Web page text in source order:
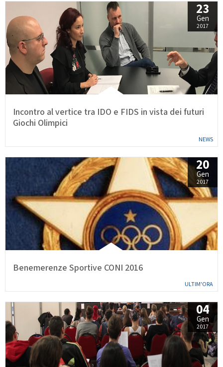
23
Gen
2017
NEWS
Incontro al vertice tra IDO e FIDS in vista dei futuri
Giochi Olimpici
20
Gen
2017
ULTIM'ORA
Benemerenze Sportive CONI 2016
04
Gen
2017